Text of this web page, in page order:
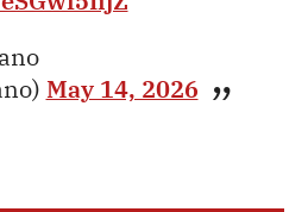
May 14, 2026